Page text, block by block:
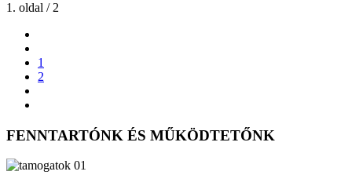
1. oldal / 2
1
2
FENNTARTÓNK ÉS MŰKÖDTETŐNK